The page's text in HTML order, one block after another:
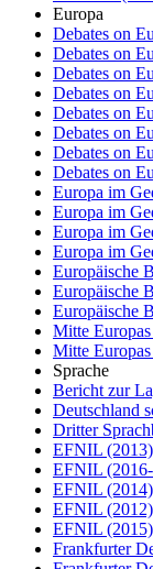
Europa
Debates on
Debates on
Debates on
Debates on
Debates on
Debates on
Debates on
Debates on
Europa im
Europa im
Europa im
Europa im
Europäische
Europäische
Europäische
Mitte Europas
Mitte Europas
Sprache
Bericht zur
Deutschland
Dritter
EFNIL (2013)
EFNIL
EFNIL (2014)
EFNIL (2012)
EFNIL (2015)
Frankfurter